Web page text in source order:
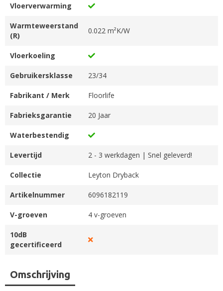
Vloerverwarming
Warmteweerstand
(R)
0.022 m²K/W
Vloerkoeling
Gebruikersklasse 23/34
Fabrikant / Merk Floorlife
Fabrieksgarantie 20 Jaar
Waterbestendig
Levertijd 2 - 3 werkdagen | Snel geleverd!
Collectie Leyton Dryback
Artikelnummer 6096182119
V-groeven 4 v-groeven
10dB
gecertificeerd
Omschrijving